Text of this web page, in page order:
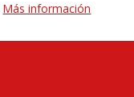
Más información